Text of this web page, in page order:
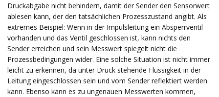
Druckabgabe nicht behindern, damit der Sender den Sensorwert
ablesen kann, der den tatsächlichen Prozesszustand angibt. Als
extremes Beispiel: Wenn in der Impulsleitung ein Absperrventil
vorhanden und das Ventil geschlossen ist, kann nichts den
Sender erreichen und sein Messwert spiegelt nicht die
Prozessbedingungen wider. Eine solche Situation ist nicht immer
leicht zu erkennen, da unter Druck stehende Flüssigkeit in der
Leitung eingeschlossen sein und vom Sender reflektiert werden
kann. Ebenso kann es zu ungenauen Messwerten kommen,